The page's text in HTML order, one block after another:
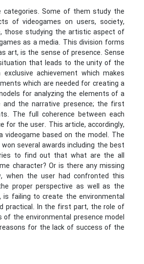
categories. Some of them study the
of videogames on users, society,
those studying the artistic aspect of
as a media. This division forms
art, is the sense of presence. Sense
that leads to the unity of the
achievement which makes
which are needed for creating a
for analyzing the elements of a
and the narrative presence; the first
The full coherence between each
for the user. This article, accordingly,
videogame based on the model. The
several awards including the best
to find out that what are the all
character? Or is there any missing
when the user had confronted this
proper perspective as well as the
failing to create the environmental
practical. In the first part, the role of
the environmental presence model
for the lack of success of the